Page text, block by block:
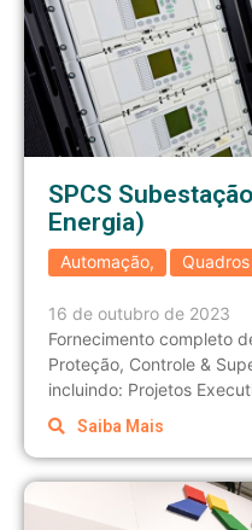
SPCS
Energia)
Automação,
16 de outubro de 2023
Fornecimento completo
Proteção, Controle &
incluindo: Projetos
Saiba Mais